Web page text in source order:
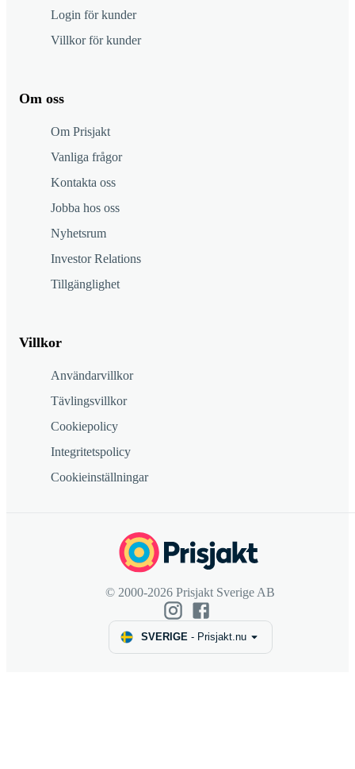
Login för kunder
Villkor för kunder
Om oss
Om Prisjakt
Vanliga frågor
Kontakta oss
Jobba hos oss
Nyhetsrum
Investor Relations
Tillgänglighet
Villkor
Användarvillkor
Tävlingsvillkor
Cookiepolicy
Integritetspolicy
Cookieinställningar
© 2000-2026 Prisjakt Sverige AB
SVERIGE- Prisjakt.nu